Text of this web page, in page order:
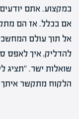
אם בכלל. אז הם
אל תוך עולם
להדליק, איך לאפס
שואלות ישר. "תציג
הלקוח מתקשר איתך